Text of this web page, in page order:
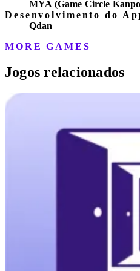
MYA (Game Circle
Desenvolvimento do
Qdan
MORE GAMES
Jogos relacionados